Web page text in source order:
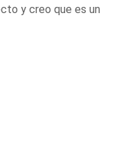
y creo que es un